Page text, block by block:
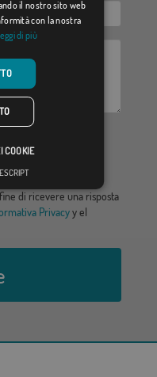
di ricevere una risposta
Privacyy el
il nostro sito web
con la nostra
di più
COOKIE